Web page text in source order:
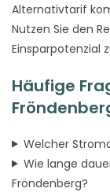
Alternativtarif
Nutzen Sie den
Einsparpotenzial
Häufige
Welcher
Wie lange
Fröndenberg?